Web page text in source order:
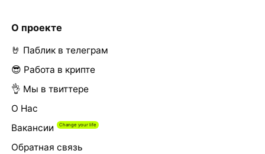
О проекте
🤘 Паблик в телеграм
😎 Работа в крипте
👌 Мы в твиттере
О Нас
Вакансии
Обратная связь